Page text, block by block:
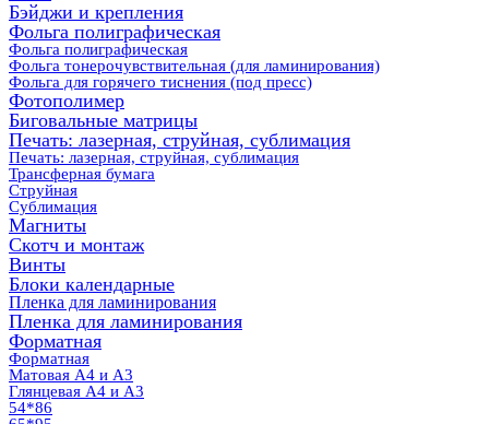
Бэйджи и крепления
Фольга полиграфическая
Фольга полиграфическая
Фольга тонерочувствительная (для ламинирования)
Фольга для горячего тиснения (под пресс)
Фотополимер
Биговальные матрицы
Печать: лазерная, струйная, сублимация
Печать: лазерная, струйная, сублимация
Трансферная бумага
Струйная
Сублимация
Магниты
Скотч и монтаж
Винты
Блоки календарные
Пленка для ламинирования
Пленка для ламинирования
Форматная
Форматная
Матовая А4 и А3
Глянцевая А4 и А3
54*86